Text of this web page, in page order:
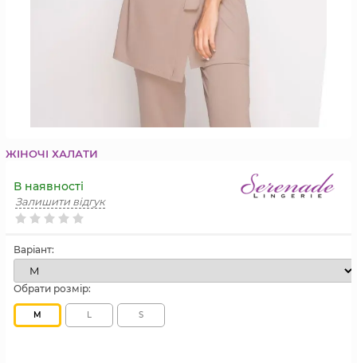
ЖІНОЧІ ХАЛАТИ
Залишити відгук
В наявності
Варіант:
Обрати розмір:
M L S